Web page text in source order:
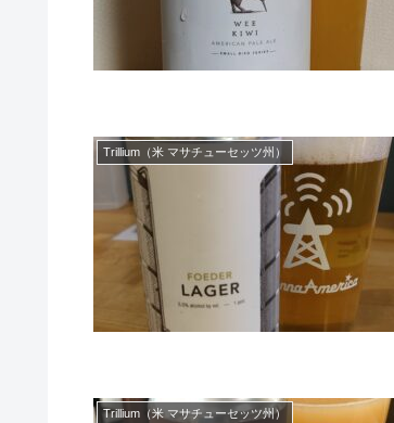
Trillium（米 マサチューセッツ州）
Trillium（米 マサチューセッツ州）